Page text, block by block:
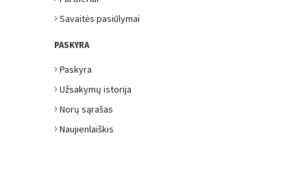
› Savaitės pasiūlymai
PASKYRA
› Paskyra
› Užsakymų istorija
› Norų sąrašas
› Naujienlaiškis